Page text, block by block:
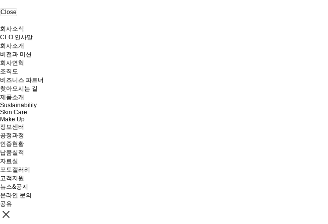
Close
회사소식
CEO 인사말
회사소개
비전과 미션
회사연혁
조직도
비즈니스 파트너
찾아오시는 길
제품소개
Sustainability
Skin Care
Make Up
정보센터
공정과정
인증현황
납품실적
자료실
포토갤러리
고객지원
뉴스&공지
온라인 문의
공유